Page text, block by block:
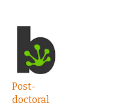
Post-
doctoral